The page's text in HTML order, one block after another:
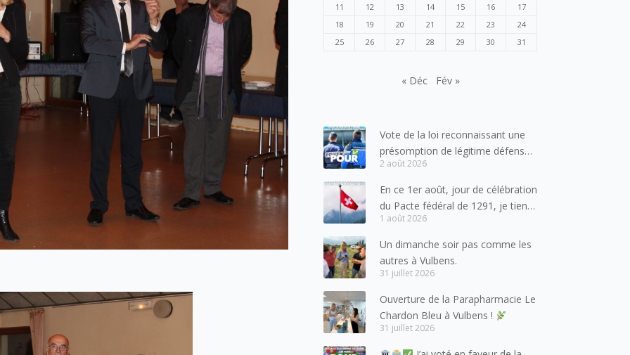
11
12 13 14 15 16
17
18
19 20 21 22 23
24
25
26 27 28 29 30 31
« Déc Fév »
Vote de la loi reconnaissant une
présomption de légitime défense
pour les forces de l’ordre
2 août 2026
En ce 1er août, jour de célébration
du Pacte fédéral de 1291, je tiens
à adresser mes meilleures
salutations à nos voisins et amis
suisses, et plus particulièrement
aux habitants du bassin genevois
lesquels la Haute-Savoie
entretient des liens étroits et
quotidiens.
1 août 2026
Un dimanche soir pas comme les
autres à Vulbens.
31 juillet 2026
Ouverture de la Parapharmacie Le
Chardon Bleu à Vulbens !
31 juillet 2026